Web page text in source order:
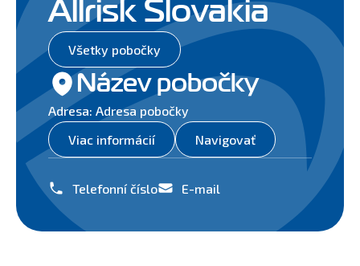
Allrisk Slovakia
Všetky pobočky
Název pobočky
Adresa: Adresa pobočky
Viac informácií
Navigovať
Telefonní číslo E-mail